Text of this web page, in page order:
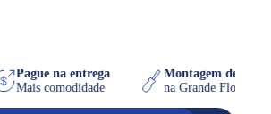
Pague na entrega
Mais comodidade
Montagem de
na Grande